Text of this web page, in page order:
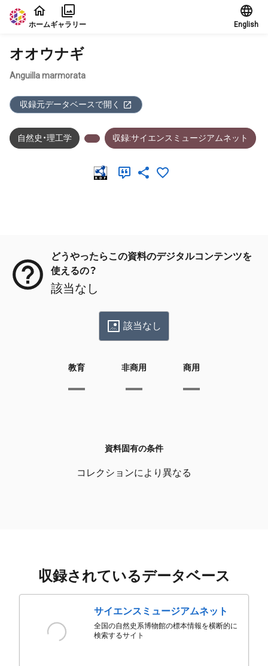
本文に飛ぶ
ホームギャラリー English
オオウナギ
Anguilla marmorata
収録元データベースで開く
自然史・理工学 収録:サイエンスミュージアムネット
どうやったらこの資料のデジタルコンテンツを
使えるの？
該当なし
該当なし
教育 非商用 商用
資料固有の条件
コレクションにより異なる
収録されているデータベース
サイエンスミュージアムネット
全国の自然史系博物館の標本情報を横断的に
検索するサイト